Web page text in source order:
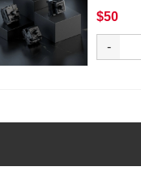
$50
-